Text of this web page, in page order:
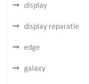
display
display reparatie
edge
galaxy